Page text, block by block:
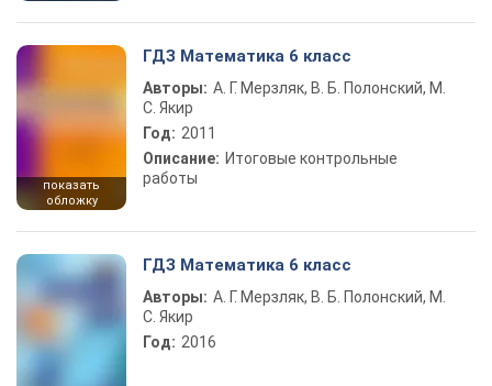
показать
обложку
ГДЗ Математика 6 класс
Авторы: А. Г. Мерзляк, В. Б. Полонский, М.
С. Якир
Год: 2011
Описание: Итоговые контрольные
работы
ГДЗ Математика 6 класс
Авторы: А. Г. Мерзляк, В. Б. Полонский, М.
С. Якир
Год: 2016